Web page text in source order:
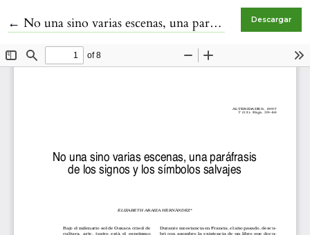
←Volver a los detalles del artículo
No una sino varias escenas, una paráfrasis de los signos y los símbolos salvajes Descargar